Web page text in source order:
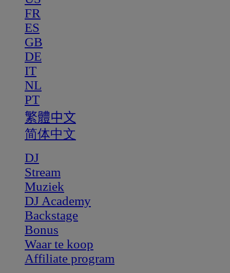
FR
ES
GB
DE
IT
NL
PT
繁體中文
简体中文
DJ
Stream
Muziek
DJ Academy
Backstage
Bonus
Waar te koop
Affiliate program